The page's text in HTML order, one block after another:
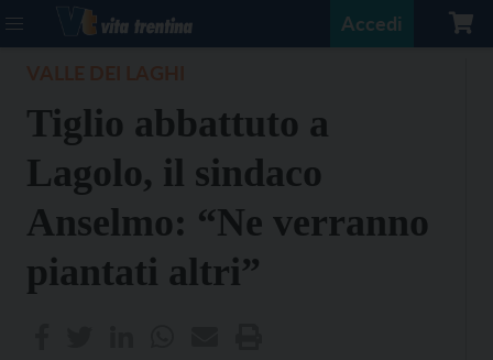
Accedi
Tiglio abbattuto a
Lagolo, il sindaco
Anselmo: “Ne verranno
piantati altri”